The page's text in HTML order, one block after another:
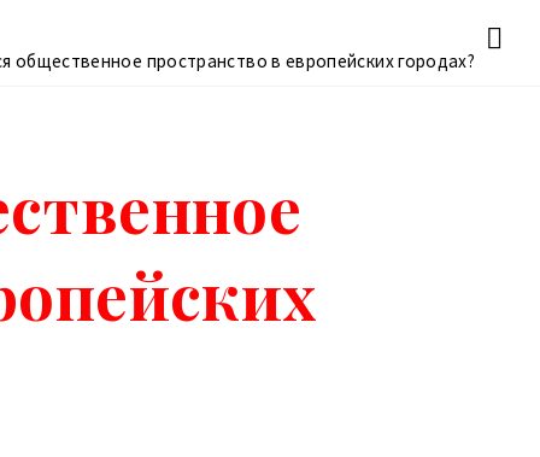
общественное пространство в европейских городах?